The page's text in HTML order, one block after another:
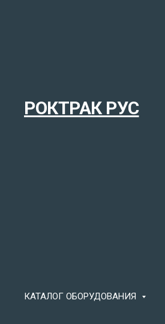
РОКТРАК РУС
КАТАЛОГ ОБОРУДОВАНИЯ